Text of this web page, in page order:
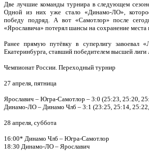
Две лучшие команды турнира в следующем
Одной из них уже стало «Динамо-ЛО»,
победу подряд. А вот «Самотлор» после
«Ярославича» потерял шансы на сохранение места
Ранее прямую путёвку в суперлигу завоевал
Екатеринбурга, ставший победителем высшей лиги
Чемпионат России. Переходный турнир
27 апреля, пятница
Ярославич – Югра-Самотлор – 3:0 (25:23, 25:20,
Динамо-ЛО – Динамо Члб – 3:1 (23:25, 25:14,
28 апреля, суббота
16:00* Динамо Члб – Югра-Самотлор
18:30 Динамо-ЛО – Ярославич